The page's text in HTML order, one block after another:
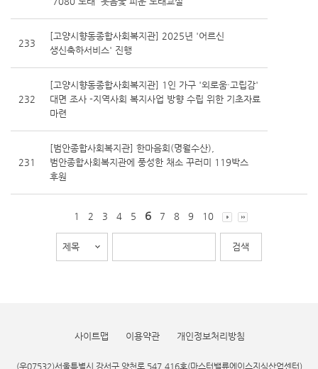
233
[고양시향동종합사회복지관] 2025년 '어르신
생신축하서비스' 진행
232
[고양시향동종합사회복지관] 1인 가구 '외로움·고립감'
대면 조사 -지역사회 복지사업 방향 수립 위한 기초자료
마련
231
[범안종합사회복지관] 한마음회(명월수산),
범안종합사회복지관에 풍성한 채소 꾸러미 119박스
후원
1 2 3 4 5 6 7 8 9 10
사이트맵 이용약관 개인정보처리방침
(우07532)서울특별시 강서구 양천로 547,416호(마스터밸류에이스지식산업센터)